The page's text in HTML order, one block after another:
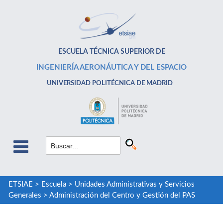
ESCUELA TÉCNICA SUPERIOR DE
INGENIERÍA AERONÁUTICA Y DEL ESPACIO
UNIVERSIDAD POLITÉCNICA DE MADRID
ETSIAE > Escuela> Unidades Administrativas y Servicios
Generales > Administración del Centro y Gestión del PAS